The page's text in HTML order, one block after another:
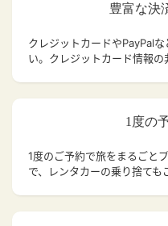
豊富な決
クレジットカードやPayPal
い。クレジットカード情報の
1度の
1度のご予約で旅をまるごと
で、レンタカーの乗り捨ても